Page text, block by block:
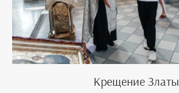
Крещение Златы